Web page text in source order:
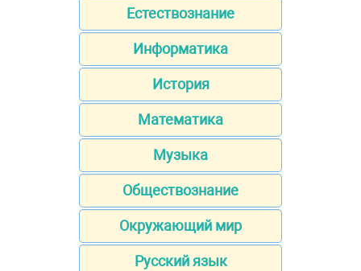
Естествознание
Информатика
История
Математика
Музыка
Обществознание
Окружающий мир
Русский язык